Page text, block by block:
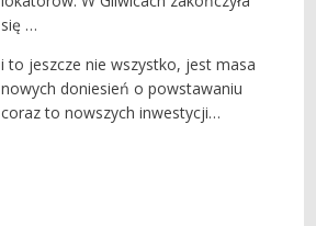
się …
i to jeszcze nie wszystko, jest masa
nowych doniesień o powstawaniu
coraz to nowszych inwestycji…